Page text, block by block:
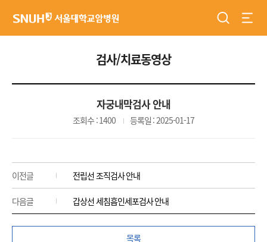
검색
검사/치료동영상
자궁내막검사 안내
조회수 : 1400 등록일 : 2025-01-17
이전글 전립선 조직검사 안내
다음글 갑상선 세침흡인세포검사 안내
목록